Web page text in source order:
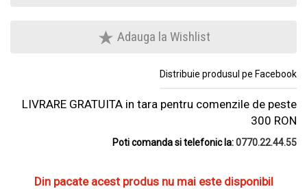
Adauga la Wishlist
Distribuie produsul pe Facebook
LIVRARE GRATUITA in tara pentru comenzile de peste
300 RON
Poti comanda si telefonic la:0770.22.44.55
Din pacate acest produs nu mai este disponibil